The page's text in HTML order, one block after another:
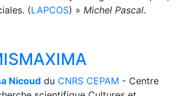
(LAPCOS) » Michel Pascal.
Nicoud du CNRS CEPAM - Centre